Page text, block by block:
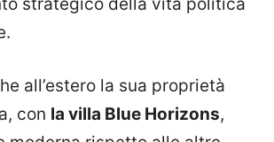
all’estero la sua proprietà
con la villa Blue Horizons,